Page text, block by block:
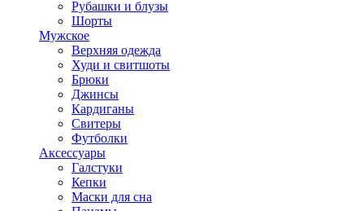
Рубашки и блузы
Шорты
Мужское
Верхняя одежда
Худи и свитшоты
Брюки
Джинсы
Кардиганы
Свитеры
Футболки
Аксессуары
Галстуки
Кепки
Маски для сна